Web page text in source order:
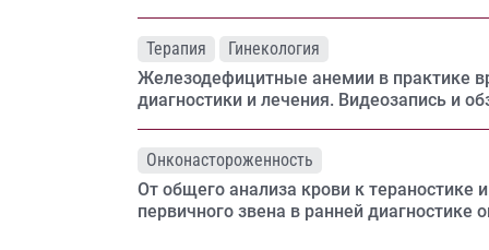
Терапия
Гинекология
Железодефицитные анемии в практике
диагностики и лечения. Видеозапись и
Онконастороженность
От общего анализа крови к тераностике
первичного звена в ранней диагностике